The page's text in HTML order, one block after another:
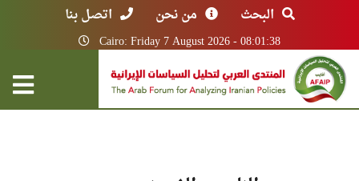
البحث من نحن اتصل بنا
Cairo: Friday 7 August 2026 - 08:01:38